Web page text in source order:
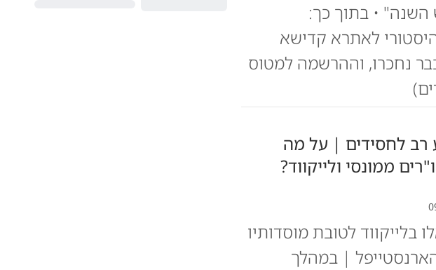
עד ראש השנה" • בתוך כך:
לאתרא קדישא
נחכרו, וההרשמה למטוס
לחסידים | על מה
ממונסי ולייקווד?
בלייקווד לטובת מוסדותיו
| במהלך